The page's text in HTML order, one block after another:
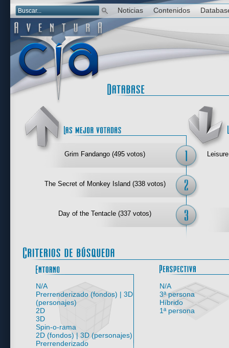
Noticias Contenidos
Las mejor
Grim Fandango (495 votos)
The Secret of Monkey Island (338 votos)
Day of the Tentacle (337 votos)
Entorno
N/A
Prerrenderizado (fondos) | 3D
(personajes)
2D
3D
Spin-o-rama
2D (fondos) | 3D (personajes)
Prerrenderizado
N/A
3ª persona
Híbrido
1ª persona